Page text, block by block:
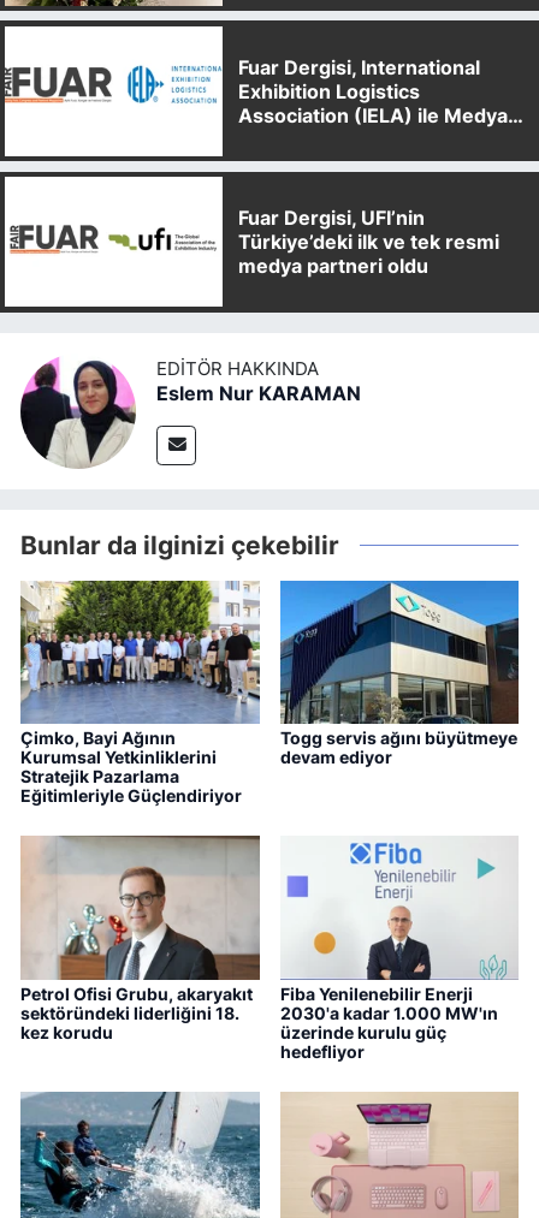
Fuar Dergisi, International
Exhibition Logistics
Association (IELA) ile Medya
Fuar Dergisi, UFI’nin
Türkiye’deki ilk ve tek resmi
medya partneri oldu
EDITÖR HAKKINDA
Eslem Nur KARAMAN
Bunlar da ilginizi çekebilir
Çimko, Bayi Ağının
Kurumsal Yetkinliklerini
Stratejik Pazarlama
Eğitimleriyle Güçlendiriyor
Togg servis ağını büyütmeye
devam ediyor
Petrol Ofisi Grubu, akaryakıt
sektöründeki liderliğini 18.
kez korudu
Fiba Yenilenebilir Enerji
2030'a kadar 1.000 MW'ın
üzerinde kurulu güç
hedefliyor